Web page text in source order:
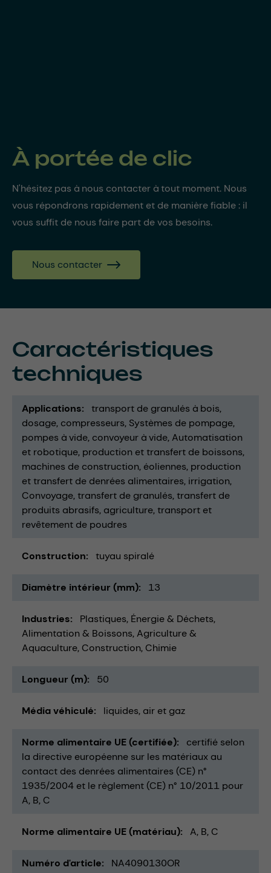
À portée de clic
N'hésitez pas à nous contacter à tout moment. Nous
vous répondrons rapidement et de manière fiable : il
vous suffit de nous faire part de vos besoins.
Nous contacter
Caractéristiques
techniques
Applications
transport de granulés à bois
dosage compresseurs Systèmes de pompage
pompes à vide convoyeur à vide Automatisation
et robotique production et transfert de boissons
machines de construction éoliennes production
et transfert de denrées alimentaires irrigation
Convoyage transfert de granulés transfert de
produits abrasifs agriculture transport et
revêtement de poudres
Construction tuyau spiralé
Diamètre intérieur (mm) 13
Industries Plastiques Énergie & Déchets
Alimentation & Boissons Agriculture &
Aquaculture Construction Chimie
Longueur (m) 50
Média véhiculé liquides air et gaz
Norme alimentaire UE (certifiée)
certifié selon
la directive européenne sur les matériaux au
contact des denrées alimentaires (CE) n°
1935/2004 et le règlement (CE) n° 10/2011 pour
A, B, C
Norme alimentaire UE (matériau) A, B, C
Numéro d'article NA4090130OR